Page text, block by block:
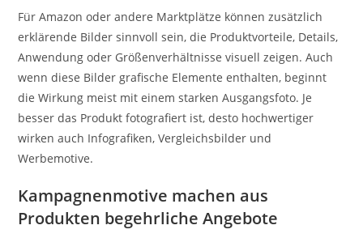
Für Amazon oder andere Marktplätze können zusätzlich
erklärende Bilder sinnvoll sein, die Produktvorteile, Details,
Anwendung oder Größenverhältnisse visuell zeigen. Auch
wenn diese Bilder grafische Elemente enthalten, beginnt
die Wirkung meist mit einem starken Ausgangsfoto. Je
besser das Produkt fotografiert ist, desto hochwertiger
wirken auch Infografiken, Vergleichsbilder und
Werbemotive.
Kampagnenmotive machen aus
Produkten begehrliche Angebote